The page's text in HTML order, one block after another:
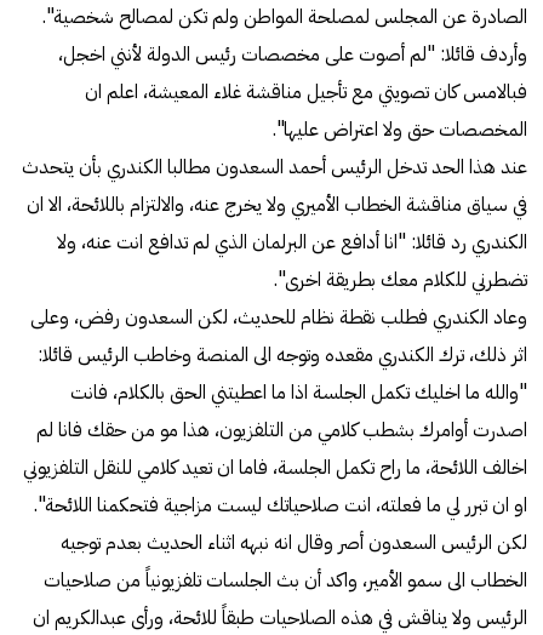
الصادرة عن المجلس لمصلحة المواطن ولم تكن لمصالح شخصية".
وأردف قائلا: "لم أصوت على مخصصات رئيس الدولة لأنني اخجل،
فبالامس كان تصويتي مع تأجيل مناقشة غلاء المعيشة، اعلم ان
المخصصات حق ولا اعتراض عليها".
عند هذا الحد تدخل الرئيس أحمد السعدون مطالبا الكندري بأن يتحدث
في سياق مناقشة الخطاب الأميري ولا يخرج عنه، والالتزام باللائحة، الا ان
الكندري رد قائلا: "انا أدافع عن البرلمان الذي لم تدافع انت عنه، ولا
تضطرني للكلام معك بطريقة اخرى".
وعاد الكندري فطلب نقطة نظام للحديث، لكن السعدون رفض، وعلى
اثر ذلك، ترك الكندري مقعده وتوجه الى المنصة وخاطب الرئيس قائلا:
"والله ما اخليك تكمل الجلسة اذا ما اعطيتني الحق بالكلام، فانت
اصدرت أوامرك بشطب كلامي من التلفزيون، هذا مو من حقك فانا لم
اخالف اللائحة، ما راح تكمل الجلسة، فاما ان تعيد كلامي للنقل التلفزيوني
او ان تبرر لي ما فعلته، انت صلاحياتك ليست مزاجية فتحكمنا اللائحة".
لكن الرئيس السعدون أصر وقال انه نبهه اثناء الحديث بعدم توجيه
الخطاب الى سمو الأمير، واكد أن بث الجلسات تلفزيونياً من صلاحيات
الرئيس ولا يناقش في هذه الصلاحيات طبقاً للائحة، ورأى عبدالكريم ان